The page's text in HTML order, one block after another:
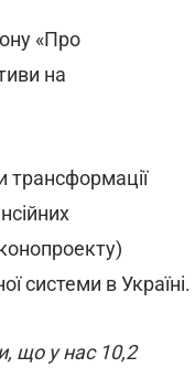
«Про
на
трансформації
системи в Україні.
що у нас 10,2